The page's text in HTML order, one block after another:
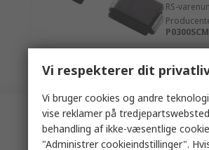
RS-
Vi respekterer dit
Vi bruger cookies og andre
vise reklamer på
behandling af ikke-væsentlige
"Administrer cookieindstillinger".